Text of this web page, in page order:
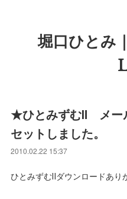
堀口ひと
★ひとみずむⅡ メー
セットしました。
2010.02.22 15:37
ひとみずむⅡダウンロードあり